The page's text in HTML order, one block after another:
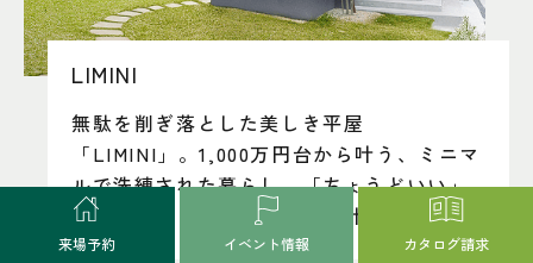
LIMINI
無駄を削ぎ落とした美しき平屋
「LIMINI」。1,000万円台から叶う、ミニマ
ルで洗練された暮らし。「ちょうどいい」
住まいを、トーリンホームが叶えます。
来場予約 イベント情報 カタログ請求